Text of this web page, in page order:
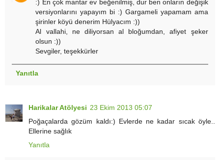
:) En çok mantar ev beğenilmiş, dur ben onların değişik
versiyonlarını yapayım bi :) Gargameli yapamam ama
şirinler köyü denerim Hülyacım :))
Al vallahi, ne diliyorsan al bloğumdan, afiyet şeker
olsun :))
Sevgiler, teşekkürler
Yanıtla
Harikalar Atölyesi 23 Ekim 2013 05:07
Poğaçalarda gözüm kaldı:) Evlerde ne kadar sıcak öyle..
Ellerine sağlık
Yanıtla